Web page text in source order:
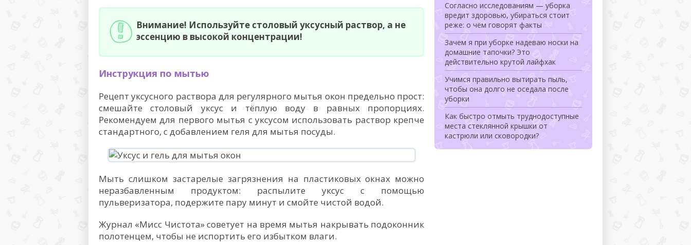
Внимание! Используйте столовый уксусный раствор, а не
эссенцию в высокой концентрации!
Инструкция по мытью
Рецепт уксусного раствора для регулярного мытья окон предельно прост:
смешайте столовый уксус и тёплую воду в равных пропорциях.
Рекомендуем для первого мытья с уксусом использовать раствор крепче
стандартного, с добавлением геля для мытья посуды.
Мыть слишком застарелые загрязнения на пластиковых окнах можно
неразбавленным продуктом: распылите уксус с помощью
пульверизатора, подержите пару минут и смойте чистой водой.
Журнал «Мисс Чистота» советует на время мытья накрывать подоконник
полотенцем, чтобы не испортить его избытком влаги.
Согласно исследованиям — уборка
вредит здоровью, убираться стоит
реже: о чём говорят факты
Зачем я при уборке надеваю носки на
домашние тапочки? Это
действительно крутой лайфхак
Учимся правильно вытирать пыль,
чтобы она долго не оседала после
уборки
Как быстро отмыть труднодоступные
места стеклянной крышки от
кастрюли или сковородки?